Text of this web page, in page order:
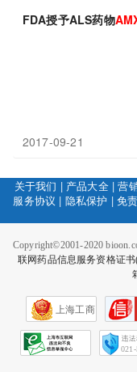
FDA授予ALS药物
2017-09-21
关于我们 | 产品大全|营
服务协议 | 隐私保护 |免
Copyright©2001-2020
联网药品信息服务资格证
上海工商